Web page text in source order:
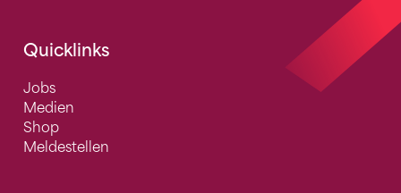
Quicklinks
Jobs
Medien
Shop
Meldestellen